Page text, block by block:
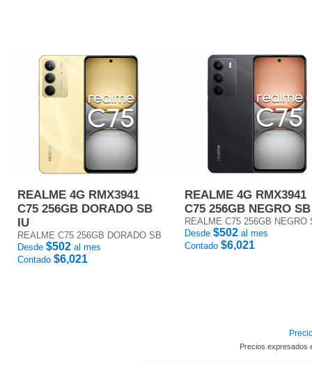
REALME 4G RMX3941
C75 256GB DORADO SB
IU
REALME C75 256GB DORADO SB
Desde $502 al mes
Contado $6,021
REALME 4G RMX3941
C75 256GB NEGRO
REALME C75 256GB NEGRO
Desde $502 al mes
Contado $6,021
Precios expresados